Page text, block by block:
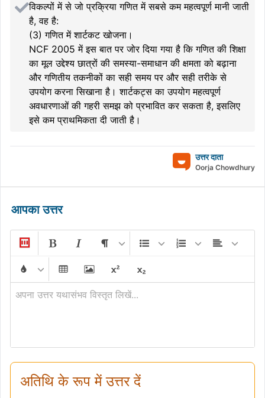
विकल्पों में से जो प्रक्रिया गणित में सबसे कम महत्वपूर्ण मानी जाती
है, वह है:
(3) गणित में शार्टकट खोजना।
NCF 2005 में इस बात पर जोर दिया गया है कि गणित की शिक्षा
का मूल उद्देश्य छात्रों की समस्या-समाधान की क्षमता को बढ़ाना
और गणितीय तकनीकों का सही समय पर और सही तरीके से
उपयोग करना सिखाना है। शार्टकट्स का उपयोग महत्वपूर्ण
अवधारणाओं की गहरी समझ को प्रभावित कर सकता है, इसलिए
इसे कम प्राथमिकता दी जाती है।
उत्तर दाता
Oorja Chowdhury
आपका उत्तर
अपना उत्तर यथासंभव विस्तृत लिखें...
अतिथि के रूप में उत्तर दें